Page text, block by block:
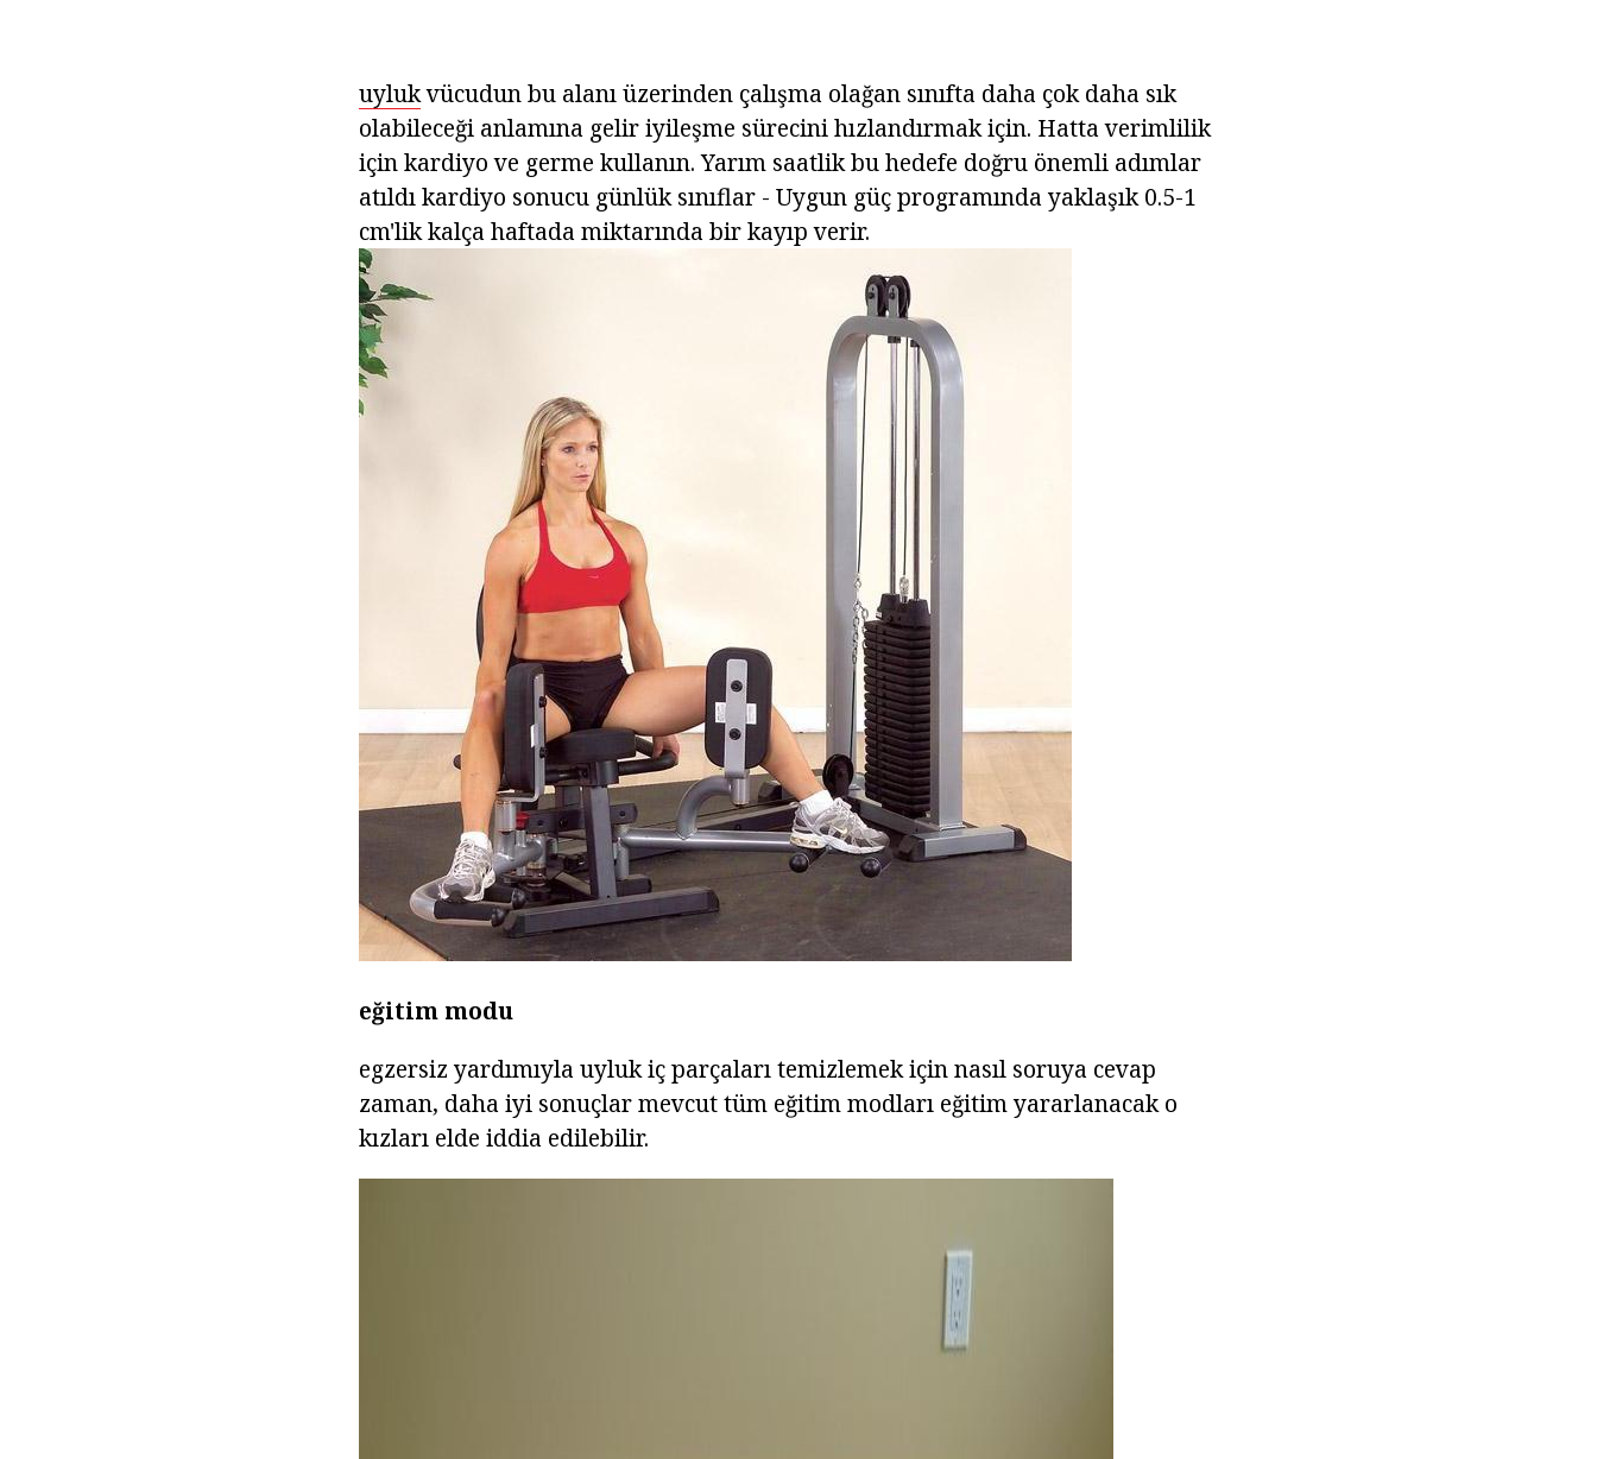
uylukvücudun bu alanı üzerinden çalışma olağan sınıfta daha çok daha sık
olabileceği anlamına gelir iyileşme sürecini hızlandırmak için. Hatta verimlilik
için kardiyo ve germe kullanın. Yarım saatlik bu hedefe doğru önemli adımlar
atıldı kardiyo sonucu günlük sınıflar - Uygun güç programında yaklaşık 0.5-1
cm'lik kalça haftada miktarında bir kayıp verir.
eğitim modu
egzersiz yardımıyla uyluk iç parçaları temizlemek için nasıl soruya cevap
zaman, daha iyi sonuçlar mevcut tüm eğitim modları eğitim yararlanacak o
kızları elde iddia edilebilir.